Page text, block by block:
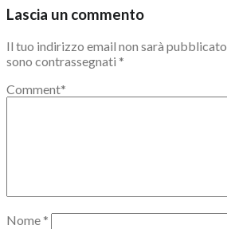
Lascia un commento
Il tuo indirizzo email non sarà pubblicato.
sono contrassegnati *
Comment*
Nome *